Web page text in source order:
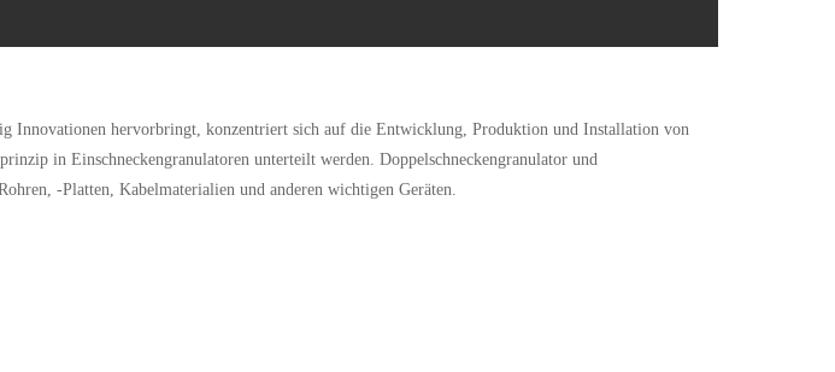
Innovationen hervorbringt, konzentriert sich auf die Entwicklung, Produktion und Installation von
in Einschneckengranulatoren unterteilt werden. Doppelschneckengranulator und
-Platten, Kabelmaterialien und anderen wichtigen Geräten.